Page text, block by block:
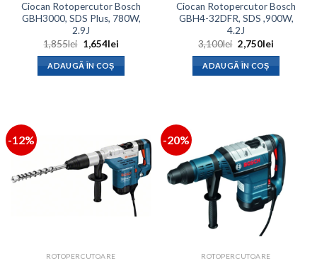
Ciocan Rotopercutor Bosch
GBH3000, SDS Plus, 780W,
2.9J
1,855lei Prețul
inițial
a
fost:
1,855lei.
1,654leiPrețul
ADAUGĂ ÎN COȘ
Ciocan Rotopercutor Bosch
GBH4-32DFR, SDS ,900W,
4.2J
3,100lei Prețul
inițial
a
fost:
3,100lei.
2,750leiPrețul
ADAUGĂ ÎN COȘ
-12%
ROTOPERCUTOARE
-20%
ROTOPERCUTOARE